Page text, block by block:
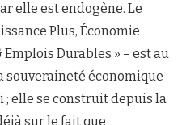
elle est endogène. Le
Plus, Économie
Durables » – est au
économique
; elle se construit depuis la
sur le fait que